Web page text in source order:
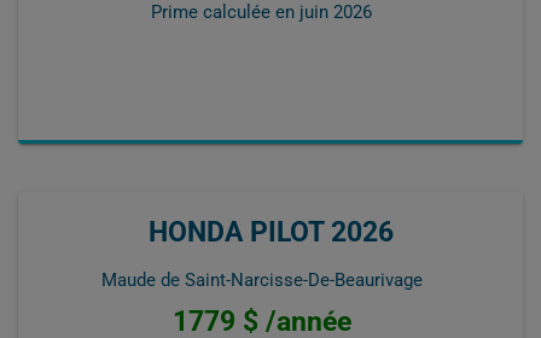
Prime calculée en juin 2026
HONDA PILOT 2026
Maude de Saint-Narcisse-De-Beaurivage
1779 $ /année